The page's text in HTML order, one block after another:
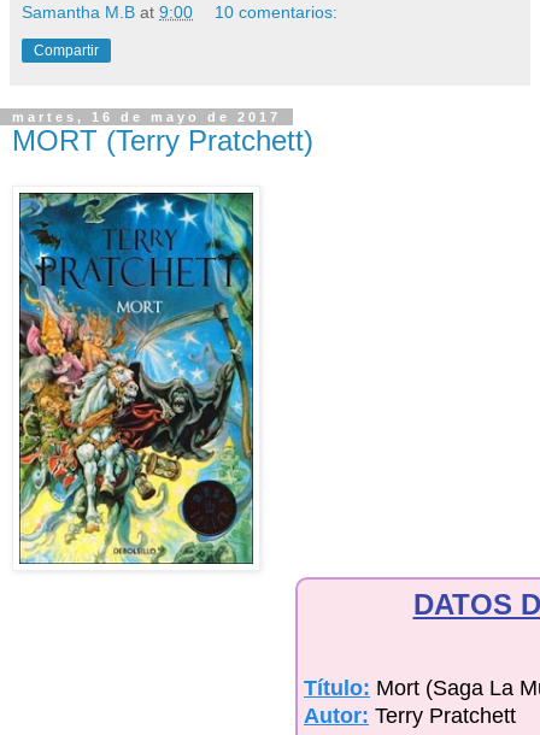
Samantha M.B at 9:00 10 comentarios:
Compartir
martes, 16 de mayo de 2017
MORT (Terry Pratchett)
DATOS
Título: Mort (Saga La
Autor: Terry Pratchett